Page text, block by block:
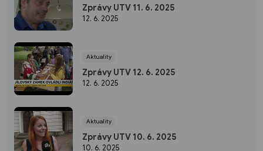
Zprávy UTV 11. 6. 2025
12. 6. 2025
Aktuality
Zprávy UTV 12. 6. 2025
12. 6. 2025
Aktuality
Zprávy UTV 10. 6. 2025
10. 6. 2025